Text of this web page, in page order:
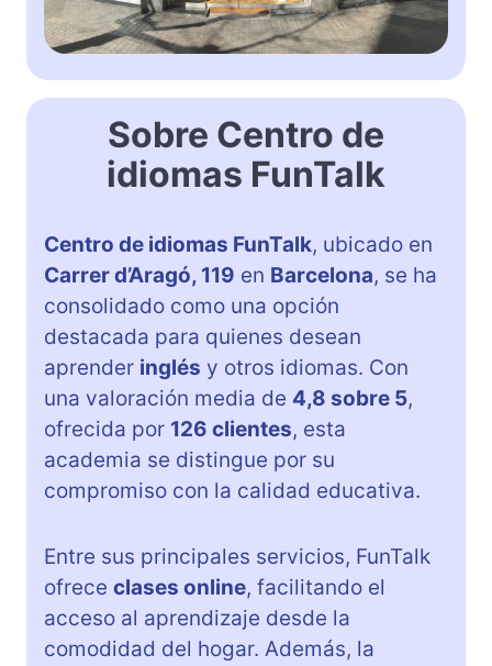
Sobre Centro de
idiomas FunTalk
Centro de idiomas FunTalk, ubicado en
Carrer d’Aragó, 119 en Barcelona, se ha
consolidado como una opción
destacada para quienes desean
aprender inglés y otros idiomas. Con
una valoración media de 4,8 sobre 5,
ofrecida por 126 clientes, esta
academia se distingue por su
compromiso con la calidad educativa.
Entre sus principales servicios, FunTalk
ofrece clases online, facilitando el
acceso al aprendizaje desde la
comodidad del hogar. Además, la